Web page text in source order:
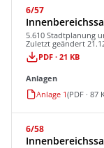
6/57
5.610 Stadtplanung
Zuletzt geändert
PDF · 21 KB
Anlagen
Anlage 1(PDF · 87
6/58